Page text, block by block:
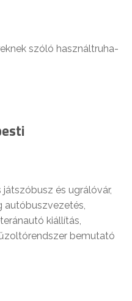
szóló használtruha-
és ugrálóvár,
kiállítás,
bemutató